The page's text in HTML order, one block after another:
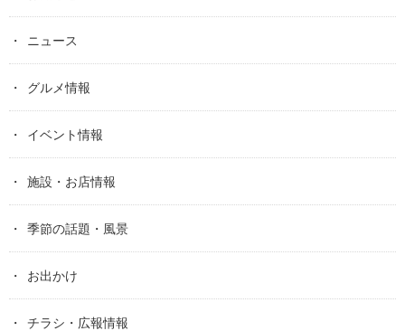
ニュース
グルメ情報
イベント情報
施設・お店情報
季節の話題・風景
お出かけ
チラシ・広報情報